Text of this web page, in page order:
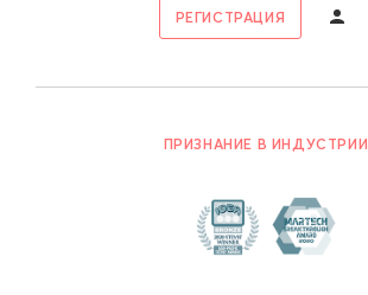
РЕГИСТРАЦИЯ
ПРИЗНАНИЕ В ИНДУСТРИИ